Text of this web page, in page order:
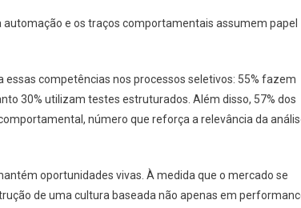
e os traços comportamentais assumem papel
competências nos processos seletivos: 55% fazem
30% utilizam testes estruturados. Além disso, 57% dos
número que reforça a relevância da
oportunidades vivas. À medida que o mercado se
de uma cultura baseada não apenas em